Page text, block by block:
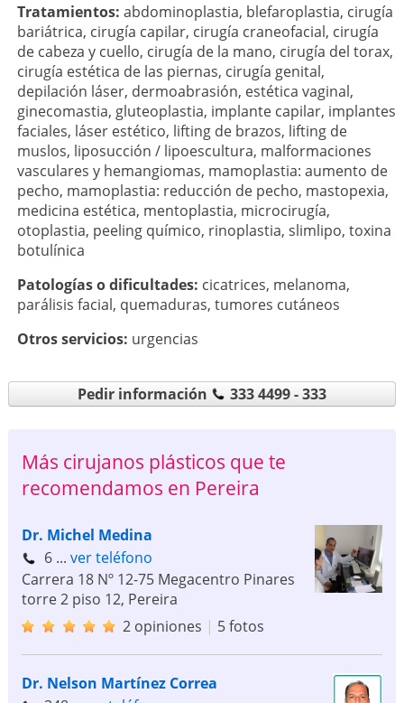
Tratamientos: abdominoplastia, blefaroplastia, cirugía
bariátrica, cirugía capilar, cirugía craneofacial, cirugía
de cabeza y cuello, cirugía de la mano, cirugía del torax,
cirugía estética de las piernas, cirugía genital,
depilación láser, dermoabrasión, estética vaginal,
ginecomastia, gluteoplastia, implante capilar, implantes
faciales, láser estético, lifting de brazos, lifting de
muslos, liposucción / lipoescultura, malformaciones
vasculares y hemangiomas, mamoplastia: aumento de
pecho, mamoplastia: reducción de pecho, mastopexia,
medicina estética, mentoplastia, microcirugía,
otoplastia, peeling químico, rinoplastia, slimlipo, toxina
botulínica
Patologí­as o dificultades: cicatrices, melanoma,
parálisis facial, quemaduras, tumores cutáneos
Otros servicios: urgencias
Pedir información 333 4499 - 333
Más cirujanos plásticos que te
recomendamos en Pereira
Dr. Michel Medina
6 ... ver teléfono
Carrera 18 Nº 12-75 Megacentro Pinares
torre 2 piso 12, Pereira
2 opiniones | 5 fotos
Dr. Nelson Martínez Correa